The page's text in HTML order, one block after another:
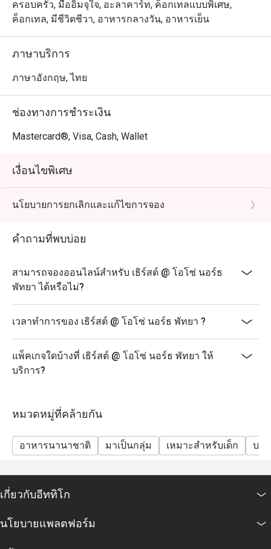
ครอบครัว, มื้ออิ่มจุใจ, อะลาคาร์ท, ค็อกเทลแบบพิเศษ,
ค็อกเทล, มีชีวิตชีวา, อาหารกลางวัน, อาหารเย็น
ภาษาบริการ
ภาษาอังกฤษ, ไทย
ช่องทางการชำระเงิน
Mastercard®, Visa, Cash, Wallet
เงื่อนไขพิเศษ
นโยบายการยกเลิกและแก้ไขการจอง
คำถามที่พบบ่อย
สามารถจองออนไลน์สำหรับ เธิร์สต์ @ โอโซ่ นอร์ธ
พัทยา ได้หรือไม่?
เวลาทำการของ เธิร์สต์ @ โอโซ่ นอร์ธ พัทยา ?
แพ็คเกจใดบ้างที่ เธิร์สต์ @ โอโซ่ นอร์ธ พัทยา ให้
บริการ?
หมวดหมู่ที่คล้ายกัน
อาหารนานาชาติ มาเป็นกลุ่ม เหมาะสำหรับเด็ก บาร์
เกี่ยวกับอีททิโก
นโยบายแพลตฟอร์ม